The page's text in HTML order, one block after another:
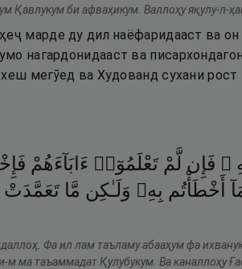
Қавлукум би афваҳикум. Валлоҳу яқулу-л-
марде ду дил наёфаридааст ва
нагардонидааст ва
мегӯед ва Худованд сухани рост
فَإِن لَّمْ تَعْلَمُوٓا۟ ءَابَآءَهُمْ
أَخْطَأْتُم بِهِۦ وَلَـٰكِن مَّا تَعَمَّدَتْ
Фа ил лам таъламу абааҳум фа
м ма таъаммадат Қулубукум. Ва каналлоҳу